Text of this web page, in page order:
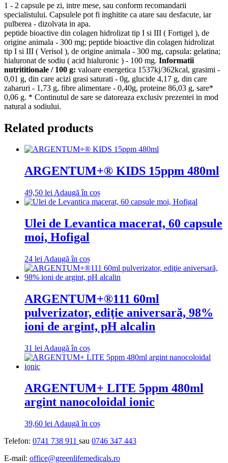
1 - 2 capsule pe zi, intre mese, sau conform recomandarii
specialistului. Capsulele pot fi inghitite ca atare sau desfacute, iar
pulberea - dizolvata in apa.
peptide bioactive din colagen hidrolizat tip I si III ( Fortigel ), de
origine animala - 300 mg; peptide bioactive din colagen hidrolizat
tip I si III ( Verisol ), de origine animala - 300 mg, capsula: gelatina;
hialuronat de sodiu ( acid hialuronic ) - 100 mg. Informatii
nutrititionale / 100 g: valoare energetica 1537kj/362kcal, grasimi -
0,01 g, din care acizi grasi saturati - 0g, glucide 4,17 g, din care
zaharuri - 1,73 g, fibre alimentare - 0,40g, proteine 86,03 g, sare*
0,06 g. * Continutul de sare se datoreaza exclusiv prezentei in mod
natural a sodiului.
Related products
ARGENTUM+® KIDS 15ppm 480ml
49,50 lei Adaugă în coș
Ulei de Levantica macerat, 60 capsule
moi, Hofigal
24 lei Adaugă în coș
ARGENTUM+®111 60ml
pulverizator, ediţie aniversară, 98%
ioni de argint, pH alcalin
31 lei Adaugă în coș
ARGENTUM+ LITE 5ppm 480ml
argint nanocoloidal ionic
39,60 lei Adaugă în coș
Telefon: 0741 738 911 sau 0746 347 443
E-mail: office@greenlifemedicals.ro